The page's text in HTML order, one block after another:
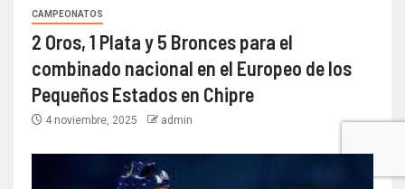
CAMPEONATOS
2 Oros, 1 Plata y 5 Bronces para el
combinado nacional en el Europeo de los
Pequeños Estados en Chipre
4 noviembre, 2025 admin